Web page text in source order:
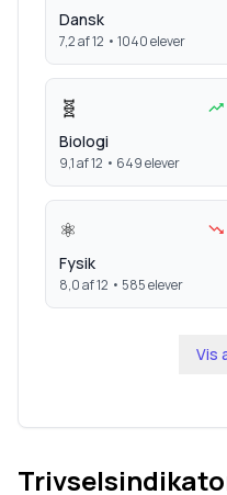
Dansk
7,2af 12 • 1040elever
🧬
Biologi
9,1af 12 • 649elever
⚛️
Fysik
8,0af 12 • 585elever
Vis